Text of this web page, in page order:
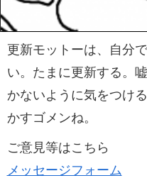
更新モットーは、自分
い。たまに更新する。
かないように気をつけ
かすゴメンね。
ご意見等はこちら
メッセージフォーム